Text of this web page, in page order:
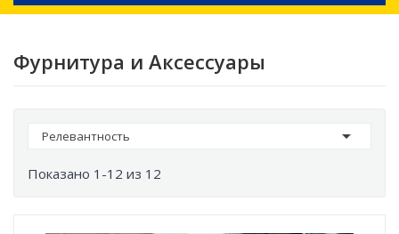
Фурнитура и Аксессуары
Релевантность 
Показано 1-12 из 12